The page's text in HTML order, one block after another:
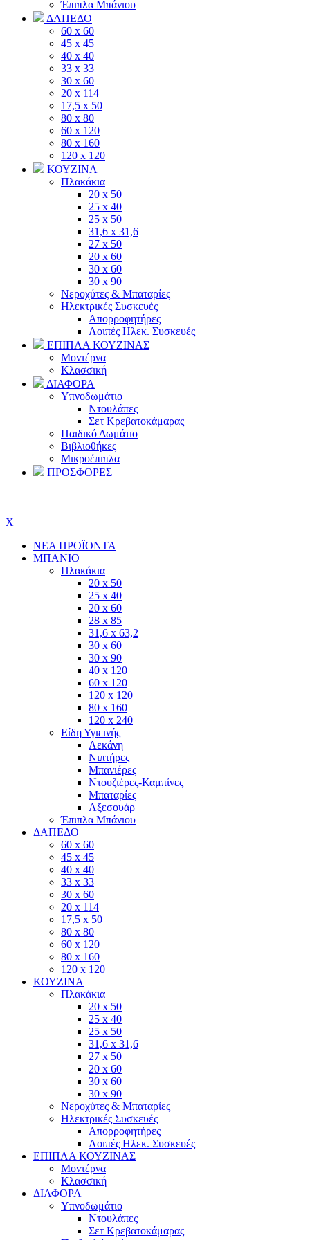
Έπιπλα Μπάνιου
ΔΑΠΕΔΟ
60 x 60
45 x 45
40 x 40
33 x 33
30 x 60
20 x 114
17,5 x 50
80 x 80
60 x 120
80 x 160
120 x 120
ΚΟΥΖΙΝΑ
Πλακάκια
20 x 50
25 x 40
25 x 50
31,6 x 31,6
27 x 50
20 x 60
30 x 60
30 x 90
Νεροχύτες & Μπαταρίες
Ηλεκτρικές Συσκευές
Απορροφητήρες
Λοιπές Ηλεκ. Συσκευές
ΕΠΙΠΛΑ ΚΟΥΖΙΝΑΣ
Μοντέρνα
Κλασσική
ΔΙΑΦΟΡΑ
Υπνοδωμάτιο
Ντουλάπες
Σετ Κρεβατοκάμαρας
Παιδικό Δωμάτιο
Βιβλιοθήκες
Μικροέπιπλα
ΠΡΟΣΦΟΡΕΣ
X
ΝΕΑ ΠΡΟΪΟΝΤΑ
ΜΠΑΝΙΟ
Πλακάκια
20 x 50
25 x 40
20 x 60
28 x 85
31,6 x 63,2
30 x 60
30 x 90
40 x 120
60 x 120
120 x 120
80 x 160
120 x 240
Είδη Υγιεινής
Λεκάνη
Νιπτήρες
Μπανιέρες
Ντουζιέρες-Καμπίνες
Μπαταρίες
Αξεσουάρ
Έπιπλα Μπάνιου
ΔΑΠΕΔΟ
60 x 60
45 x 45
40 x 40
33 x 33
30 x 60
20 x 114
17,5 x 50
80 x 80
60 x 120
80 x 160
120 x 120
ΚΟΥΖΙΝΑ
Πλακάκια
20 x 50
25 x 40
25 x 50
31,6 x 31,6
27 x 50
20 x 60
30 x 60
30 x 90
Νεροχύτες & Μπαταρίες
Ηλεκτρικές Συσκευές
Απορροφητήρες
Λοιπές Ηλεκ. Συσκευές
ΕΠΙΠΛΑ ΚΟΥΖΙΝΑΣ
Μοντέρνα
Κλασσική
ΔΙΑΦΟΡΑ
Υπνοδωμάτιο
Ντουλάπες
Σετ Κρεβατοκάμαρας